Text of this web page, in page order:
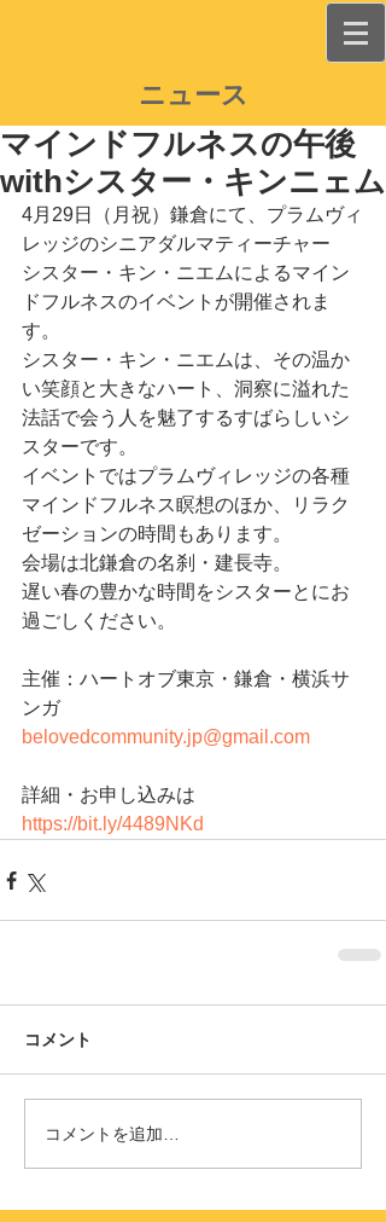
ニュース
マインドフルネスの午後
withシスター・キンニェム
4月29日（月祝）鎌倉にて、プラムヴィ
レッジのシニアダルマティーチャー
シスター・キン・ニエムによるマイン
ドフルネスのイベントが開催されま
す。
シスター・キン・ニエムは、その温か
い笑顔と大きなハート、洞察に溢れた
法話で会う人を魅了するすばらしいシ
スターです。
イベントではプラムヴィレッジの各種
マインドフルネス瞑想のほか、リラク
ゼーションの時間もあります。
会場は北鎌倉の名刹・建長寺。
遅い春の豊かな時間をシスターとにお
過ごしください。
主催：ハートオブ東京・鎌倉・横浜サ
ンガ
belovedcommunity.jp@gmail.com
詳細・お申し込みは
https://bit.ly/4489NKd
コメント
コメントを追加…